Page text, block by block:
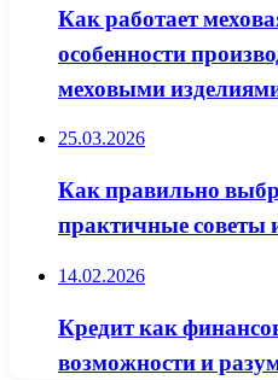
Как работает
особенности
меховыми
25.03.2026
Как правильно
практичные советы
14.02.2026
Кредит как
возможности и